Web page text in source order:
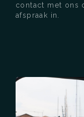
contact met ons
afspraak in.